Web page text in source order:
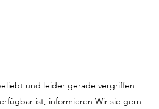
und leider gerade vergriffen.
ist, informieren Wir sie gern